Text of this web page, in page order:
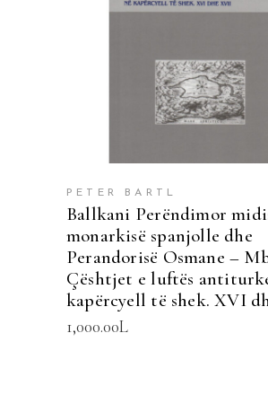
PETER BARTL
Ballkani Perëndimor
monarkisë spanjolle dhe
Perandorisë Osmane –
Çështjet e luftës
kapërcyell të shek. XVI
1,000.00L